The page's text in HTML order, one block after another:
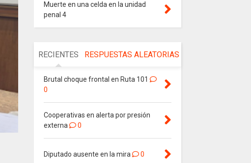
Muerte en una celda en la unidad
penal 4
RECIENTES RESPUESTAS ALEATORIAS
Brutal choque frontal en Ruta 101
0
Cooperativas en alerta por presión
externa
0
Diputado ausente en la mira 0